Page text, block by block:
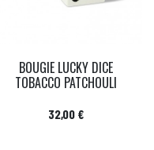
BOUGIE LUCKY DICE
TOBACCO PATCHOULI
Prix
32,00 €